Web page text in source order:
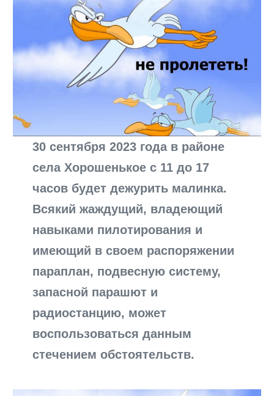
30 сентября 2023 года в районе
села Хорошенькое с 11 до 17
часов будет дежурить малинка.
Всякий жаждущий, владеющий
навыками пилотирования и
имеющий в своем распоряжении
параплан, подвесную систему,
запасной парашют и
радиостанцию, может
воспользоваться данным
стечением обстоятельств.